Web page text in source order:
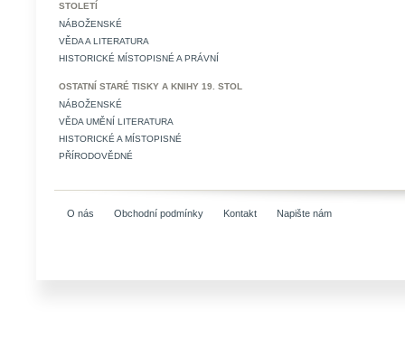
STOLETÍ
NÁBOŽENSKÉ
VĚDA A LITERATURA
HISTORICKÉ MÍSTOPISNÉ A PRÁVNÍ
OSTATNÍ STARÉ TISKY A KNIHY 19. STOL
NÁBOŽENSKÉ
VĚDA UMĚNÍ LITERATURA
HISTORICKÉ A MÍSTOPISNÉ
PŘÍRODOVĚDNÉ
O nás Obchodní podmínky Kontakt Napište nám